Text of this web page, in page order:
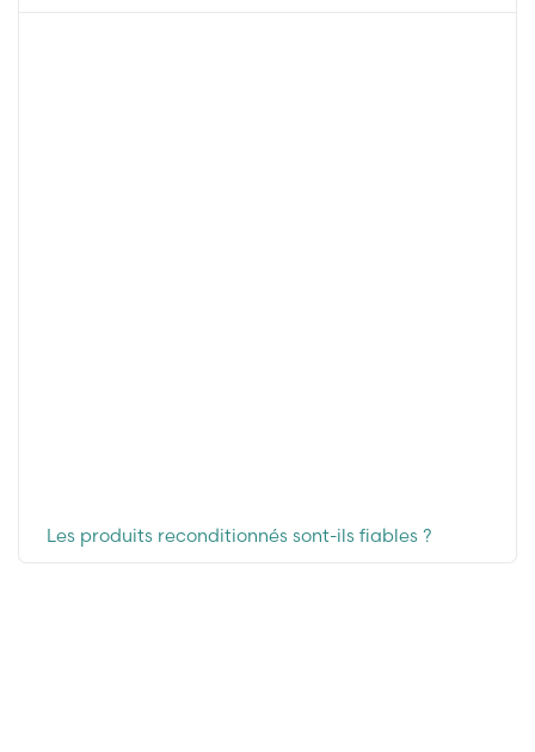
Les produits reconditionnés sont-ils fiables ?